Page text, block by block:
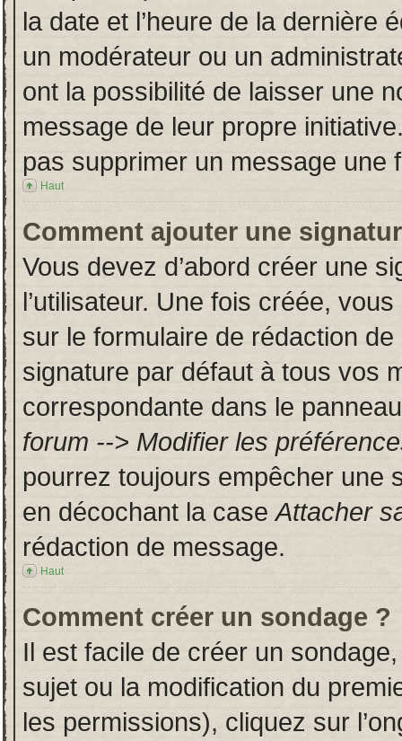
la date et l’heure de la dernière
un modérateur ou un
ont la possibilité de laisser une
message de leur propre
pas supprimer un message une
Haut
Comment ajouter une
Vous devez d’abord créer une
l’utilisateur. Une fois créée,
sur le formulaire de rédaction
signature par défaut à tous vos
correspondante dans le
forum --> Modifier les
pourrez toujours empêcher une
en décochant la caseAttacher
rédaction de message.
Haut
Comment créer un sondage ?
Il est facile de créer un
sujet ou la modification du
les permissions), cliquez sur